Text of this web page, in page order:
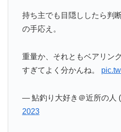
持ち主でも目隠ししたら判
の手応え。
重量か、それともベアリン
すぎてよく分かんね。
— 鮎釣り大好き＠近所の人
2023